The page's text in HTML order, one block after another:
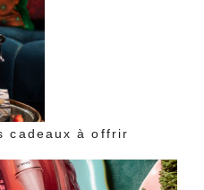
cadeaux à offrir